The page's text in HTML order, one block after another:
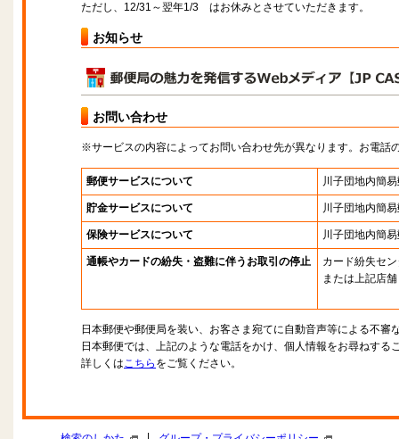
ただし、12/31～翌年1/3 はお休みとさせていただきます。
お知らせ
お問い合わせ
※サービスの内容によってお問い合わせ先が異なります。お電話
郵便サービスについて 川子団地内簡
貯金サービスについて 川子団地内簡
保険サービスについて 川子団地内簡
通帳やカードの紛失・盗難に伴うお取引の停止
カード紛失セ
または上記店舗
日本郵便や郵便局を装い、お客さま宛てに自動音声等による不審
日本郵便では、上記のような電話をかけ、個人情報をお尋ねする
詳しくはこちら をご覧ください。